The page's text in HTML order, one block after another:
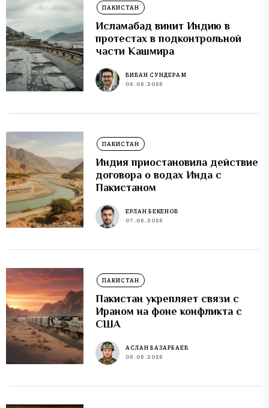
ПАКИСТАН
Исламабад винит Индию в
протестах в подконтрольной
части Кашмира
ВИВАН СУНДЕРАМ
08.08.2026
ПАКИСТАН
Индия приостановила действие
договора о водах Инда с
Пакистаном
ЕРЛАН БЕКЕНОВ
07.08.2026
ПАКИСТАН
Пакистан укрепляет связи с
Ираном на фоне конфликта с
США
АСЛАН БАЗАРБАЕВ
06.08.2026